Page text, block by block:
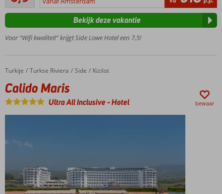
O.b.v. All
Inclusive
Comfortabele
kamers
zwembad
beoordelingen
Voor “Wifi kwaliteit” krijgt Side Lowe Hotel een 7,5!
Bekijk deze vakantie
Home
Turkije Turkse Riviera Side Kizilot
Calido Maris
Calido Maris
Ultra All Inclusive-Hotel bewaar